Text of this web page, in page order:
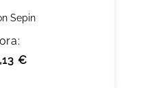
Sepin
€